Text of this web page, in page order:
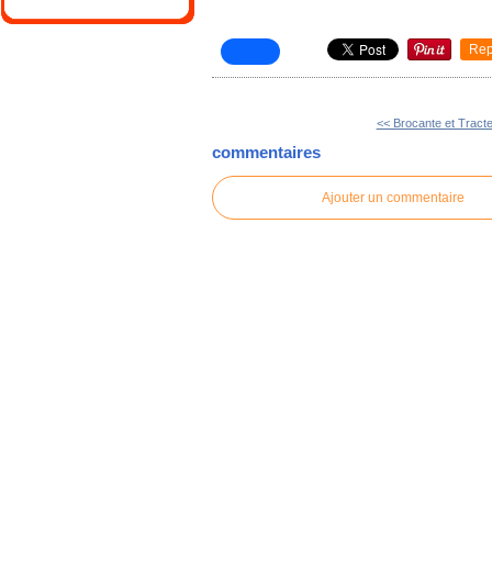
<< Brocante et
commentaires
Ajouter un commentaire